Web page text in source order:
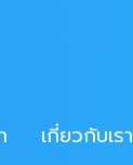
เกี่ยวกับเรา